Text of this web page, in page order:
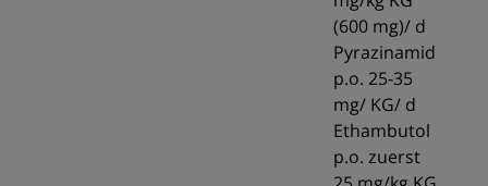
(600 mg)/ d
Pyrazinamid
p.o. 25-35
mg/ KG/ d
Ethambutol
p.o. zuerst